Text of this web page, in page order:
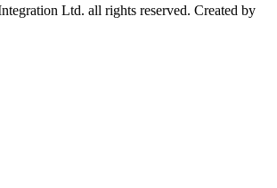
Ltd. all rights reserved. Created by